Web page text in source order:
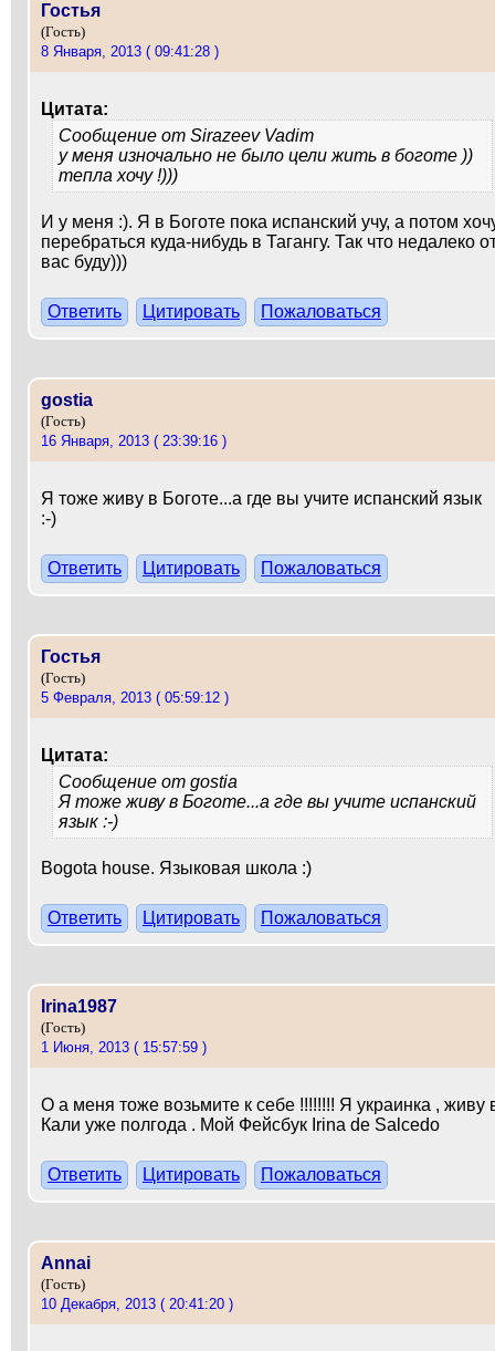
Гостья
(Гость)
8 Января, 2013 ( 09:41:28 )
Цитата:
Сообщение от Sirazeev Vadim
у меня изночально не было цели жить в боготе ))
тепла хочу !)))
И у меня :). Я в Боготе пока испанский учу, а потом
перебраться куда-нибудь в Тагангу. Так что недалеко
вас буду)))
Ответить Цитировать Пожаловаться
gostia
(Гость)
16 Января, 2013 ( 23:39:16 )
Я тоже живу в Боготе...а где вы учите испанский язык
:-)
Ответить Цитировать Пожаловаться
Гостья
(Гость)
5 Февраля, 2013 ( 05:59:12 )
Цитата:
Сообщение от gostia
Я тоже живу в Боготе...а где вы учите испанский
язык :-)
Bogota house. Языковая школа :)
Ответить Цитировать Пожаловаться
Irina1987
(Гость)
1 Июня, 2013 ( 15:57:59 )
О а меня тоже возьмите к себе !!!!!!!! Я украинка , живу
Кали уже полгода . Мой Фейсбук Irina de Salcedo
Ответить Цитировать Пожаловаться
Annai
(Гость)
10 Декабря, 2013 ( 20:41:20 )